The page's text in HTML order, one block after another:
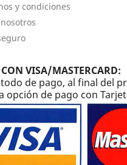
y condiciones
VISA/MASTERCARD:
de pago, al final del
opción de pago con